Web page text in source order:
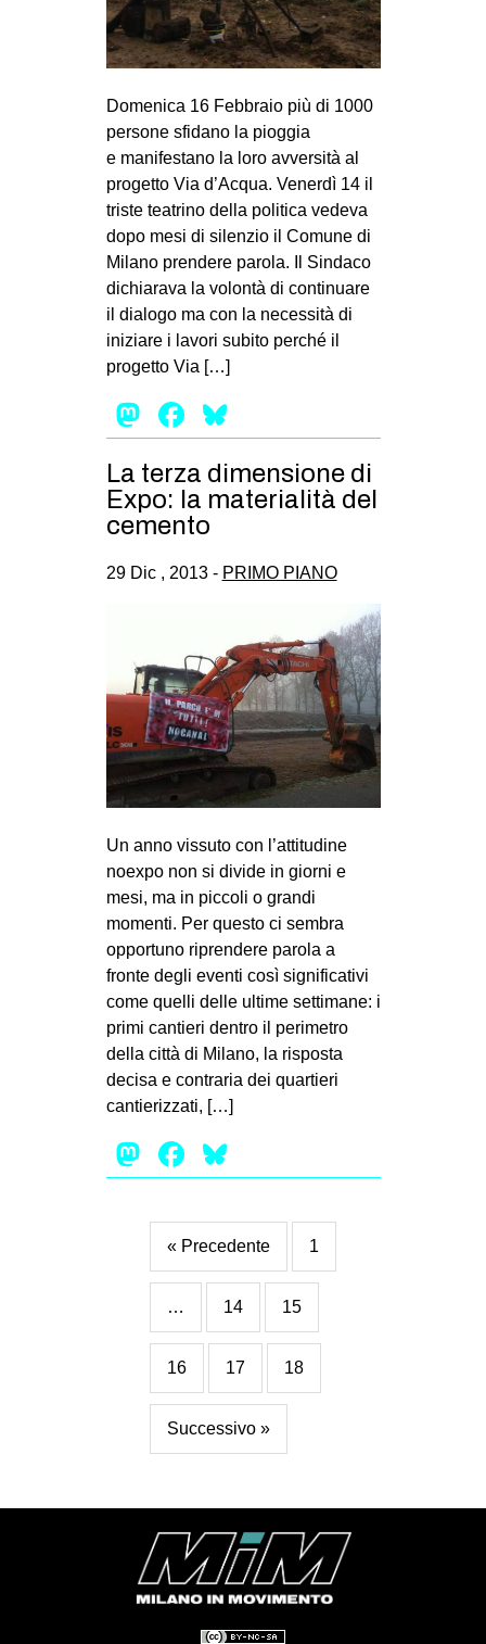
Domenica 16 Febbraio più di 1000
persone sfidano la pioggia
e manifestano la loro avversità al
progetto Via d’Acqua. Venerdì 14 il
triste teatrino della politica vedeva
dopo mesi di silenzio il Comune di
Milano prendere parola. Il Sindaco
dichiarava la volontà di continuare
il dialogo ma con la necessità di
iniziare i lavori subito perché il
progetto Via […]
Mastodon
Facebook
La terza dimensione di
Expo: la materialità del
cemento
29 Dic , 2013 - PRIMO PIANO
Un anno vissuto con l’attitudine
noexpo non si divide in giorni e
mesi, ma in piccoli o grandi
momenti. Per questo ci sembra
opportuno riprendere parola a
fronte degli eventi così significativi
come quelli delle ultime settimane: i
primi cantieri dentro il perimetro
della città di Milano, la risposta
decisa e contraria dei quartieri
cantierizzati, […]
Mastodon
Facebook
« Precedente 1
… 14 15
16 17 18
Successivo »